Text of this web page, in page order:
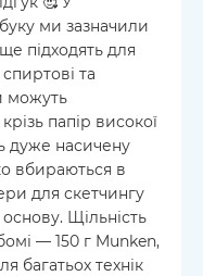
ми зазначили
підходять для
та
можуть
папір високої
дуже насичену
вбираються в
для скетчингу
Щільність
— 150 г Munken,
багатьох технік